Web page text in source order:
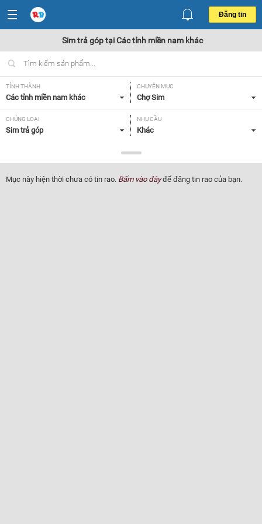
Đăng tin
Sim trả góp tại Các tỉnh miền nam khác
TỈNH THÀNH
Các tỉnh miền nam khác
CHUYÊN MỤC
Chợ Sim
CHỦNG LOẠI
Sim trả góp
NHU CẦU
Khác
Tất cả
Mục này hiện thời chưa có tin rao. Bấm vào đâyđể đăng tin rao của bạn.